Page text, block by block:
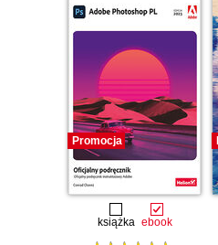
Promocja
książka ebook